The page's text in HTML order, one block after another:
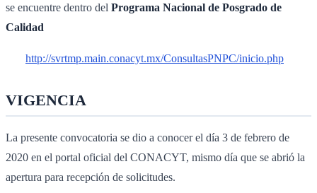
se encuentre dentro del Programa Nacional de Posgrado de
Calidad
http://svrtmp.main.conacyt.mx/ConsultasPNPC/inicio.php
VIGENCIA
La presente convocatoria se dio a conocer el día 3 de febrero de
2020 en el portal oficial del CONACYT, mismo día que se abrió la
apertura para recepción de solicitudes.